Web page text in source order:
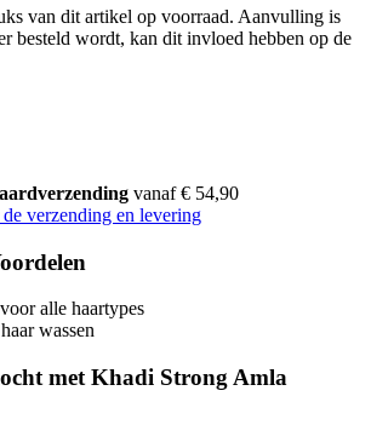
van dit artikel op voorraad. Aanvulling is
besteld wordt, kan dit invloed hebben op de
vanaf € 54,90
verzending en levering
alle haartypes
wassen
met Khadi Strong Amla